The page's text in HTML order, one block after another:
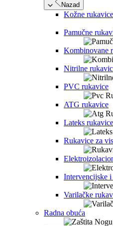
Nazad
Kožne rukavice
Pamučne
Kombinovane
Nitrilne
PVC rukavice
ATG rukavice
Lateks rukavice
Rukavice za
Intervencijske
Varilačke
Radna obuća